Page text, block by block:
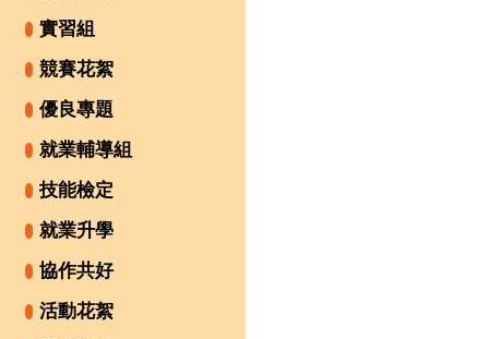
實習組
競賽花絮
優良專題
就業輔導組
技能檢定
就業升學
協作共好
活動花絮